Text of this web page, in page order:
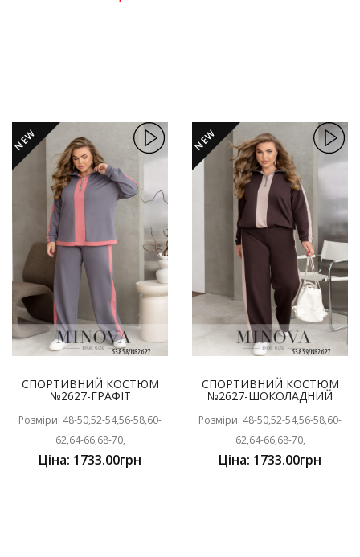
NEW
СПОРТИВНИЙ КОСТЮМ
№2627-ГРАФІТ
Розміри: 48-50,52-54,56-58,60-
62,64-66,68-70,
Ціна: 1733.00грн
NEW
СПОРТИВНИЙ КОСТЮМ
№2627-ШОКОЛАДНИЙ
Розміри: 48-50,52-54,56-58,60-
62,64-66,68-70,
Ціна: 1733.00грн